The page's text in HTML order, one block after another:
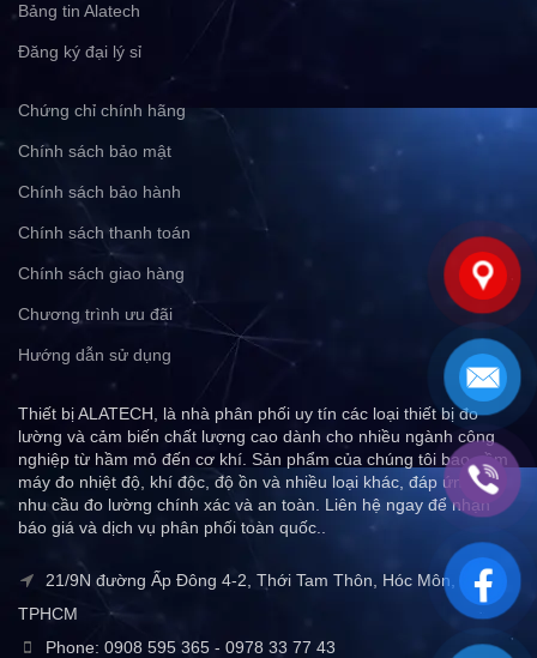
Bảng tin Alatech
Đăng ký đại lý sỉ
Chứng chỉ chính hãng
Chính sách bảo mật
Chính sách bảo hành
Chính sách thanh toán
Chính sách giao hàng
Chương trình ưu đãi
Hướng dẫn sử dụng
Thiết bị ALATECH, là nhà phân phối uy tín các loại thiết bị đo
lường và cảm biến chất lượng cao dành cho nhiều ngành công
nghiệp từ hầm mỏ đến cơ khí. Sản phẩm của chúng tôi bao gồm
máy đo nhiệt độ, khí độc, độ ồn và nhiều loại khác, đáp ứng mọi
nhu cầu đo lường chính xác và an toàn. Liên hệ ngay để nhận
báo giá và dịch vụ phân phối toàn quốc..
21/9N đường Ấp Đông 4-2, Thới Tam Thôn, Hóc Môn,
TPHCM
Phone: 0908 595 365 - 0978 33 77 43